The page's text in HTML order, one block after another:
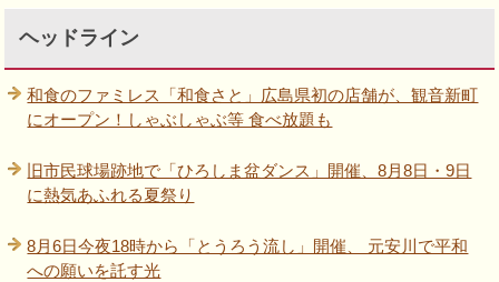
ヘッドライン
和食のファミレス「和食さと」広島県初の店舗が、観音新町
にオープン！しゃぶしゃぶ等 食べ放題も
旧市民球場跡地で「ひろしま盆ダンス」開催、8月8日・9日
に熱気あふれる夏祭り
8月6日今夜18時から「とうろう流し」開催、 元安川で平和
への願いを託す光